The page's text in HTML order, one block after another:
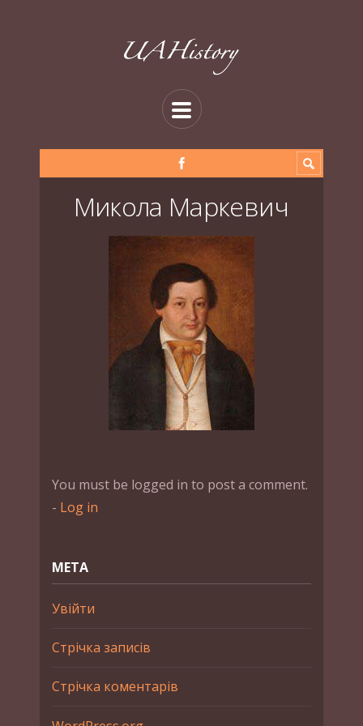
Микола Маркевич
You must be logged in to post a comment.
- Log in
МЕТА
Увійти
Стрічка записів
Стрічка коментарів